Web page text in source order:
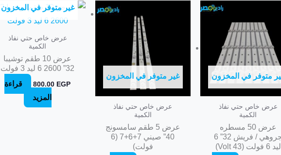
متوفر في المخزون
عرض خاص حتي نفاذ
الكمية
عرض 50 مسطره
جروهي / فريش 32” 6
ليد 6 فولت (43 Volt)
غير متوفر في المخزون
عرض خاص حتي نفاذ
الكمية
عرض 5 طقم سامسونج
40” صيني 7+6+7 (6
فولت)
غير متوفر في المخزون
عرض خاص حتي نفاذ
الكمية
عرض 10 طقم توشيبا
32” 2600 6 ليد 3 فولت
800.00 EGP
قراءة
المزيد